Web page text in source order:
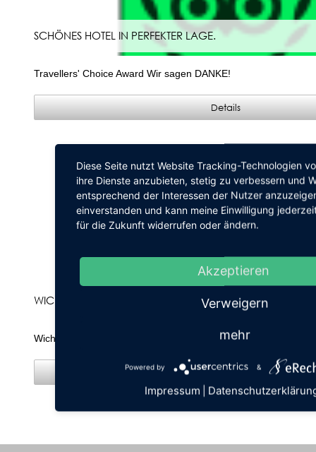
SCHÖNES HOTEL IN PERFEKTER LAGE.
Travellers' Choice Award Wir sagen DANKE!
Details
WICHTIG
Wichtige Hinweise!
Details
Diese Seite nutzt Website Tracking-Technologien
ihre Dienste anzubieten, stetig zu verbessern und
entsprechend der Interessen der Nutzer
einverstanden und kann meine Einwilligung
für die Zukunft widerrufen oder ändern.
Akzeptieren
Verweigern
mehr
Powered by &
Impressum